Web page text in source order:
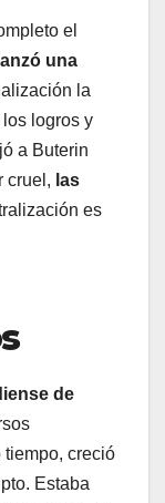
el
una
la
logros y
a Buterin
cruel, las
es
de
tiempo, creció
Estaba